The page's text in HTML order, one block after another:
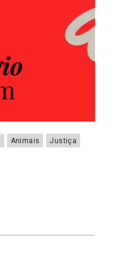
Animais
Justiça